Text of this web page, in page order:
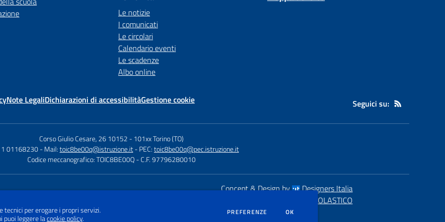
Le notizie
I comunicati
Le circolari
Calendario eventi
Le scadenze
Albo online
Note LegaliDichiarazioni di accessibilitàGestione cookie Seguici su:
Corso Giulio Cesare, 26 10152 -101xx Torino (TO)
01168230- Mail:toic8be00q@istruzione.it- PEC:toic8be00q@pec.istruzione.it
Codice meccanografico: TOIC8BE00Q - C.F. 97796280010
Concept & Design by
Designers Italia
SCUOLASTICO
tecnici per erogare i propri servizi.
puoi leggere lacookie policy.
PREFERENZE DEI COOKIE
OK